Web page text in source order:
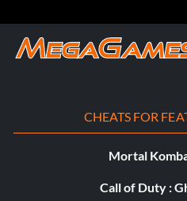
Adrian Neville Complétez le
Bo Dallas Compléter le
Dallas.
CHEATS FOR
Mortal
Call of Duty :